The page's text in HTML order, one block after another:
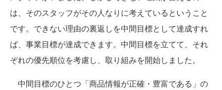
は、そのスタッフがその人なりに考えているということ
です。できない理由の裏返しを中間目標として達成すれ
ば、事業目標が達成できます。中間目標を立てて、それ
ぞれの優先順位を考慮し、取り組みを開始しました。
中間目標のひとつ「商品情報が正確・豊富である」の